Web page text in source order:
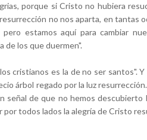
porque si Cristo no hubiera
no nos aparta, en tantas
estamos aquí para cambiar
de los que duermen".
cristianos es la de no ser santos". Y
árbol regado por la luz
de que no hemos descubierto
por todos lados la alegría de Cristo